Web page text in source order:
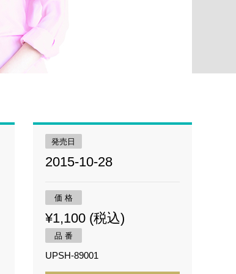
発売日
2015-10-28
価 格
¥1,100 (税込)
品 番
UPSH-89001